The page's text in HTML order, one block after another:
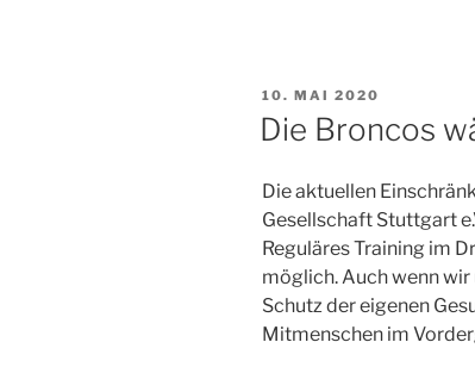
VERÖFFENTLICHT
AM
10. MAI 2020
Die Broncos
Die aktuellen
Gesellschaft Stuttgart
Reguläres Training im
möglich. Auch wenn
Schutz der eigenen
Mitmenschen im